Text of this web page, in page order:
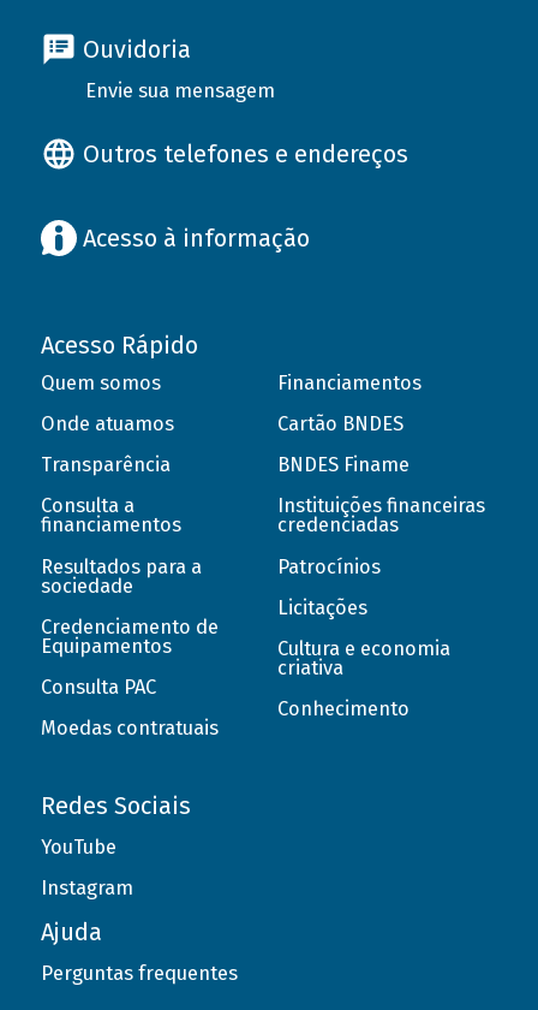
Ouvidoria
Envie sua mensagem
Outros telefones e endereços
Acesso à informação
Acesso Rápido
Quem somos
Onde atuamos
Transparência
Consulta a
financiamentos
Resultados para a
sociedade
Credenciamento de
Equipamentos
Consulta PAC
Moedas contratuais
Financiamentos
Cartão BNDES
BNDES Finame
Instituições financeiras
credenciadas
Patrocínios
Licitações
Cultura e economia
criativa
Conhecimento
Redes Sociais
YouTube
Instagram
Ajuda
Perguntas frequentes